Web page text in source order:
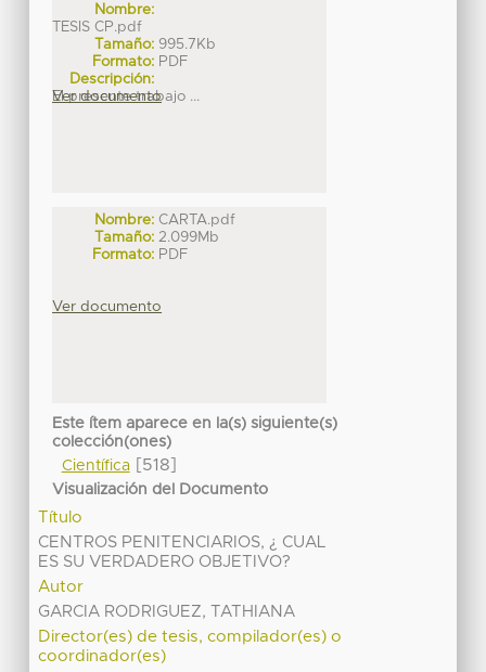
Nombre:
TESIS CP.pdf
Tamaño: 995.7Kb
Formato: PDF
Descripción:
El presente trabajo ...
Ver documento
Nombre: CARTA.pdf
Tamaño: 2.099Mb
Formato: PDF
Ver documento
Este ítem aparece en la(s) siguiente(s)
colección(ones)
Científica[518]
Visualización del Documento
Título
CENTROS PENITENCIARIOS, ¿ CUAL
ES SU VERDADERO OBJETIVO?
Autor
GARCIA RODRIGUEZ, TATHIANA
Director(es) de tesis, compilador(es) o
coordinador(es)